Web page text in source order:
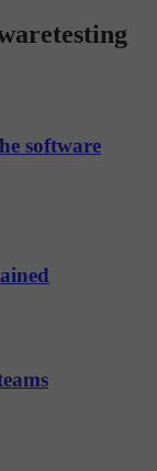
software